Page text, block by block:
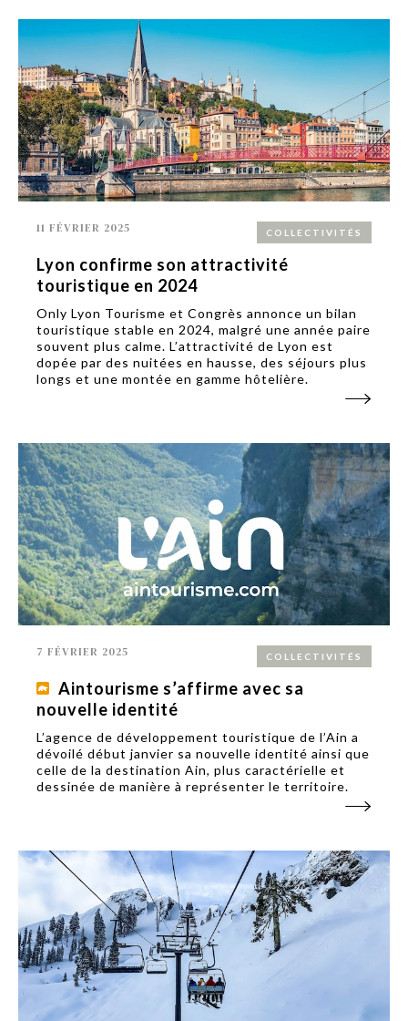
COLLECTIVITÉS
11 FÉVRIER 2025
Lyon confirme son attractivité
touristique en 2024
Only Lyon Tourisme et Congrès annonce un bilan
touristique stable en 2024, malgré une année paire
souvent plus calme. L’attractivité de Lyon est
dopée par des nuitées en hausse, des séjours plus
longs et une montée en gamme hôtelière.
COLLECTIVITÉS
7 FÉVRIER 2025
Aintourisme s’affirme avec sa
nouvelle identité
L’agence de développement touristique de l’Ain a
dévoilé début janvier sa nouvelle identité ainsi que
celle de la destination Ain, plus caractérielle et
dessinée de manière à représenter le territoire.